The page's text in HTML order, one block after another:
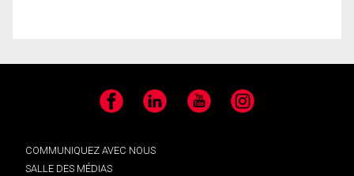
Facebook LinkedIn YouTube Instagram
COMMUNIQUEZ AVEC NOUS
SALLE DES MÉDIAS